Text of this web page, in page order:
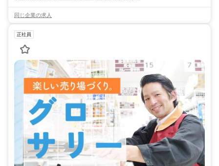
同じ企業の求人
正社員